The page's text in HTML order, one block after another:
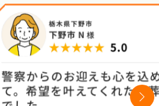
県下野市
野市 N 様
5.0
お迎えも心を込め
叶えてくれた直葬
Next